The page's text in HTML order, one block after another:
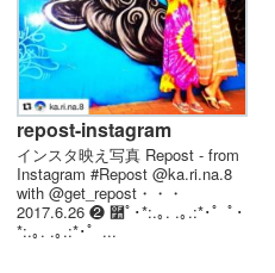
repost-instagram
インスタ映え写真 Repost - from
Instagram #Repost @ka.ri.na.8
with @get_repost・・・
2017.6.26 ❷ ࿺ﾟ･*:.｡. .｡.:*･゜ﾟ･
*:.｡. .｡.:*･゜...